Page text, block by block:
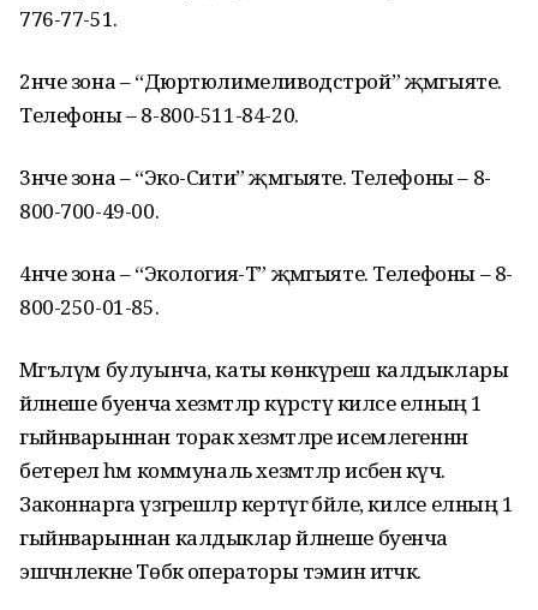
776-77-51.
2нче зона – “Дюртюлимеливодстрой” җәмгыяте.
Телефоны – 8-800-511-84-20.
3нче зона – “Эко-Сити” җәмгыяте. Телефоны – 8-
800-700-49-00.
4нче зона – “Экология-Т” җәмгыяте. Телефоны – 8-
800-250-01-85.
Мәгълүм булуынча, каты көнкүреш калдыклары
әйләнеше буенча хезмәтләр күрсәтү киләсе елның 1
гыйнварыннан торак хезмәтләре исемлегеннән
бетерелә һәм коммуналь хезмәтләр исәбенә күчә.
Законнарга үзгәрешләр кертүгә бәйле, киләсе елның 1
гыйнварыннан калдыклар әйләнеше буенча
эшчәнлекне Төбәк операторы тәэмин итәчәк.